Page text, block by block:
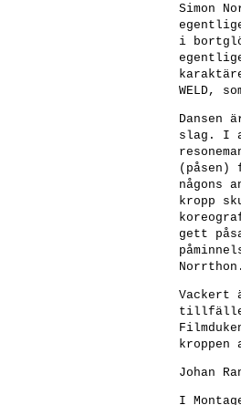
Simon
i
WELD,
Dansen
slag. I
någons
kropp
gett
Vackert
tillfälle
Johan
I